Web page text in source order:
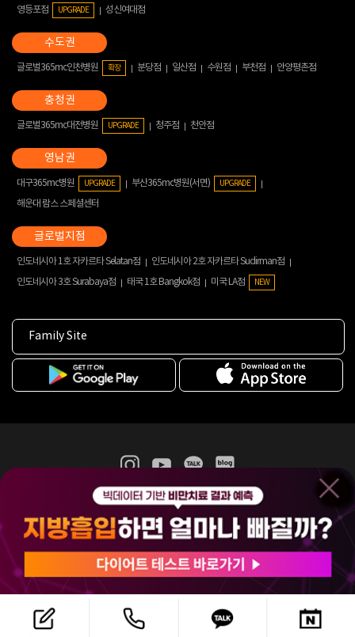
영등포점
UPGRADE 성신여대점
글로벌365mc인천병원 확장 분당점 일산점 수원점 부천점 안양평촌점
글로벌365mc대전병원 UPGRADE 청주점 천안점
대구365mc병원 UPGRADE 부산365mc병원(서면) UPGRADE
해운대 람스 스페셜센터
인도네시아 1호 자카르타 Selatan점
인도네시아 2호 자카르타 Sudirman점
인도네시아 3호 Surabaya점
태국 1호 Bangkok점 미국 LA점 NEW
Family Site
365mc 병·의원 이용약관
홈페이지 이용약관
비급여진료수가
(주)365mcㅣ서울특별시 서초구 서초대로52길 7, 3~4층(서초동, 제일빌딩)
120-87-04354ㅣ김남철
COPYRIGHT(C) 2025 365mc. ALL RIGHTS RESERVED.